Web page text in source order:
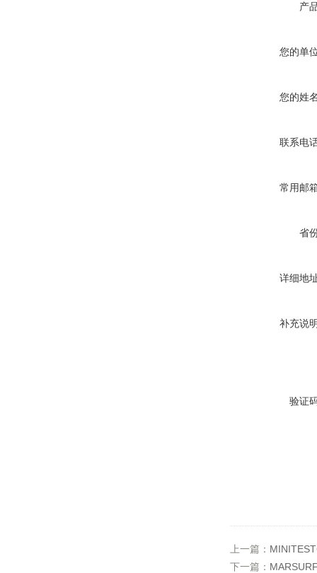
产
您的单
您的姓
联系电
常用邮
省
详细地
补充说
验证
上一篇：
下一篇：